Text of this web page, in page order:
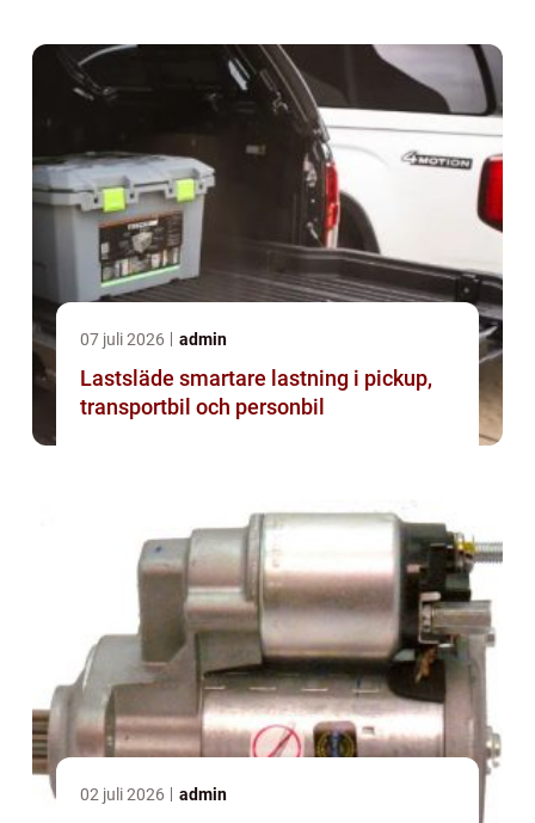
07 juli 2026 admin
Lastsläde smartare lastning i pickup,
transportbil och personbil
02 juli 2026 admin